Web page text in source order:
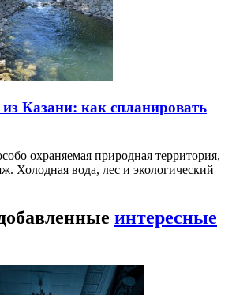
Казани: как спланировать
охраняемая природная территория,
Холодная вода, лес и экологический
интересные